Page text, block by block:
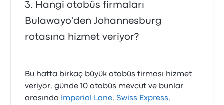
Hangi otobüs firmaları
Bulawayo'den Johannesburg
rotasına hizmet veriyor?
Bu hatta birkaç büyük otobüs firması hizmet
veriyor, günde 10 otobüs mevcut ve bunlar
arasında
Imperial Lane,Swiss Express,